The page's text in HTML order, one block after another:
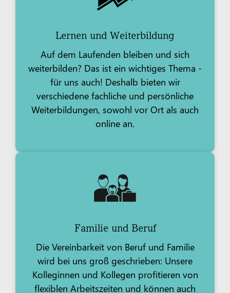
Lernen und Weiterbildung
Auf dem Laufenden bleiben und sich
weiterbilden? Das ist ein wichtiges Thema -
für uns auch! Deshalb bieten wir
verschiedene fachliche und persönliche
Weiterbildungen, sowohl vor Ort als auch
online an.
Familie und Beruf
Die Vereinbarkeit von Beruf und Familie
wird bei uns groß geschrieben: Unsere
Kolleginnen und Kollegen profitieren von
flexiblen Arbeitszeiten und können auch